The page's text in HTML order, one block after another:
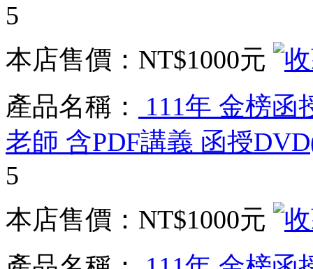
5
本店售價： NT$1000元
產品名稱：
111年 金榜函
老師 含PDF講義 函授
5
本店售價： NT$1000元